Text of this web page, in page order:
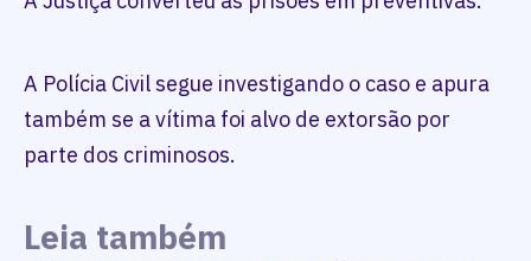
A Polícia Civil segue investigando o caso e apura
também se a vítima foi alvo de extorsão por
parte dos criminosos.
Leia também